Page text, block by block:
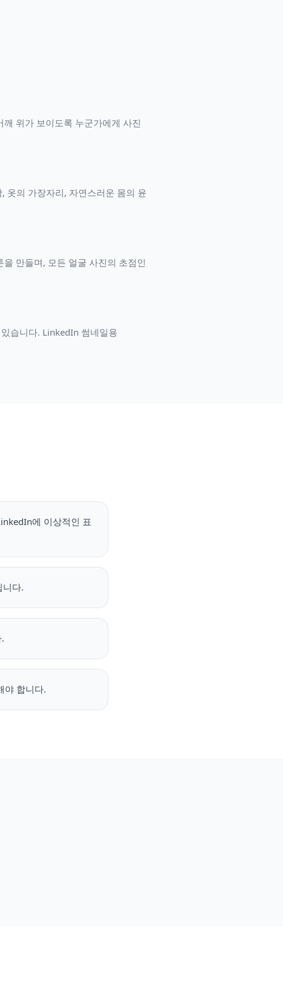
위가 보이도록 누군가에게 사진
옷의 가장자리, 자연스러운 몸의 윤
만들며, 모든 얼굴 사진의 초점인
습니다. LinkedIn 썸네일용
에 이상적인 표
니다.
야 합니다.